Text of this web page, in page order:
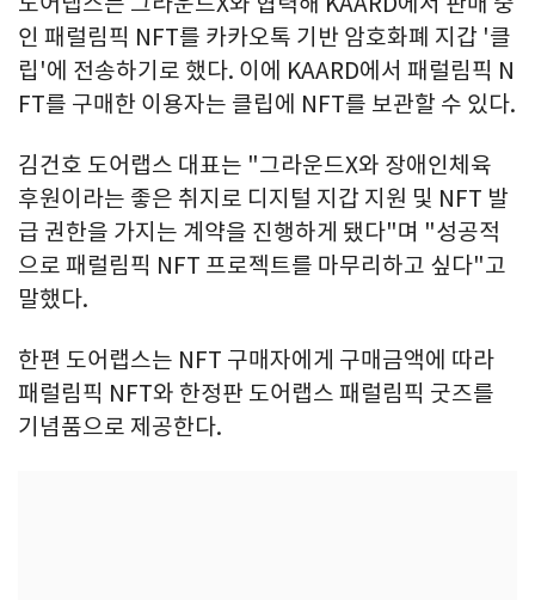
인 패럴림픽 NFT를 카카오톡 기반 암호화폐 지갑 '클
립'에 전송하기로 했다. 이에 KAARD에서 패럴림픽 N
FT를 구매한 이용자는 클립에 NFT를 보관할 수 있다.
김건호 도어랩스 대표는 "그라운드X와 장애인체육
후원이라는 좋은 취지로 디지털 지갑 지원 및 NFT 발
급 권한을 가지는 계약을 진행하게 됐다"며 "성공적
으로 패럴림픽 NFT 프로젝트를 마무리하고 싶다"고
말했다.
한편 도어랩스는 NFT 구매자에게 구매금액에 따라
패럴림픽 NFT와 한정판 도어랩스 패럴림픽 굿즈를
기념품으로 제공한다.